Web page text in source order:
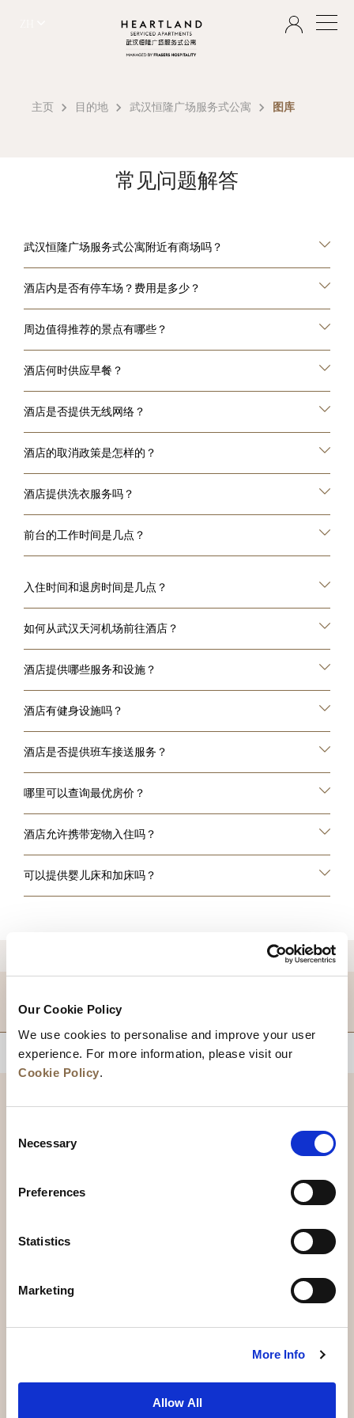
Our Cookie Policy
We use cookies to personalise and improve your user
experience. For more information, please visit our
Cookie Policy.
Selection
Necessary
Preferences
Statistics
Marketing
More Info
Allow All
主页 目的地 武汉恒隆广场服务式公寓 图库
常见问题解答
武汉恒隆广场服务式公寓附近有商场吗？
酒店内是否有停车场？费用是多少？
周边值得推荐的景点有哪些？
酒店何时供应早餐？
酒店是否提供无线网络？
酒店的取消政策是怎样的？
酒店提供洗衣服务吗？
前台的工作时间是几点？
入住时间和退房时间是几点？
如何从武汉天河机场前往酒店？
酒店提供哪些服务和设施？
酒店有健身设施吗？
酒店是否提供班车接送服务？
哪里可以查询最优房价？
酒店允许携带宠物入住吗？
可以提供婴儿床和加床吗？
目的地